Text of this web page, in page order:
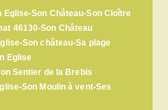
Eglise-Son Château-Son Cloître
46130-Son Château
Son château-Sa plage
Eglise
Sentier de la Brebis
Son Moulin à vent-Ses